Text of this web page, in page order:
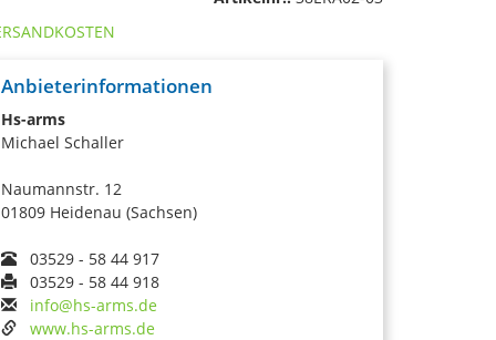
Anbieterinformationen
Hs-arms
Michael Schaller
Naumannstr. 12
01809 Heidenau (Sachsen)
03529 - 58 44 917
03529 - 58 44 918
info@hs-arms.de
www.hs-arms.de